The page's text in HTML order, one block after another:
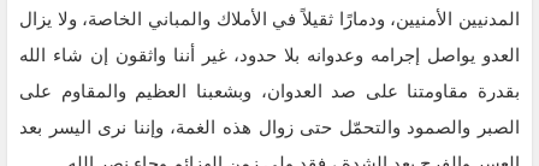
المدنيين الأمنيين، ودمارًا ‏ثقيلاً في الأملاك والمباني الخاصة، ولا يزال
العدو يواصل إجرامه وعدوانه بلا حدود، غير أننا واثقون إن شاء الله
‏بقدرة مقاومتنا على صد العدوان، وبشعبنا العظيم والمقاوم على
الصبر والصمود والتحمّل حتى زوال هذه الغمة، وإننا ‏نرى اليسر بعد